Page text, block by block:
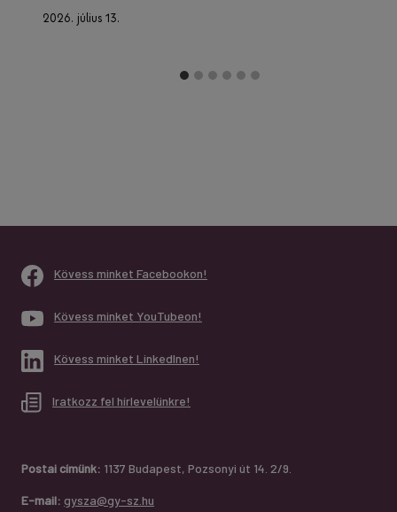
2026. július 13.
Kövess minket Facebookon!
Kövess minket YouTubeon!
Kövess minket LinkedInen!
Iratkozz fel hírlevelünkre!
Postai címünk: 1137 Budapest, Pozsonyi út 14. 2/9.
E-mail: gysza@gy-sz.hu